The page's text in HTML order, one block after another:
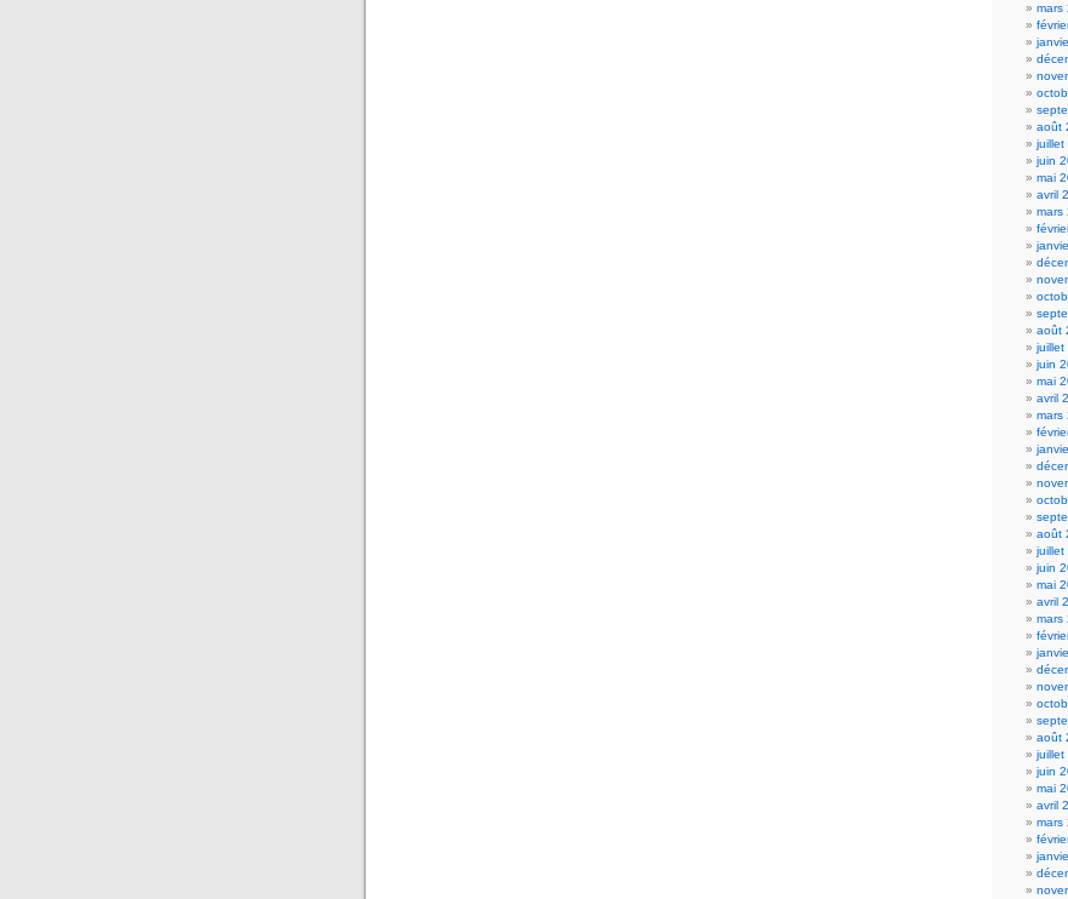
mars
août
juillet
juin
mai
avril
mars
août
juillet
juin
mai
avril
mars
août
juillet
juin
mai
avril
mars
août
juillet
juin
mai
avril
mars